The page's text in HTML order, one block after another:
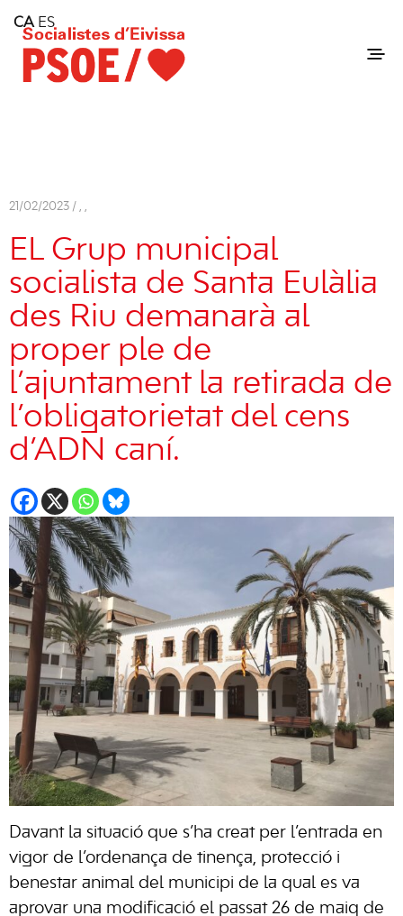
Consell Insular d'Eivissa
Services
Contact
21/02/2023 / , ,
EL Grup municipal
socialista de Santa Eulàlia
des Riu demanarà al
proper ple de
l’ajuntament la retirada de
l’obligatorietat del cens
d’ADN caní.
Davant la situació que s’ha creat per l’entrada en
vigor de l’ordenança de tinença, protecció i
benestar animal del municipi de la qual es va
aprovar una modificació el passat 26 de maig de
CA ES